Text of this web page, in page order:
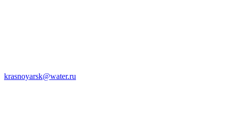
krasnoyarsk@water.ru